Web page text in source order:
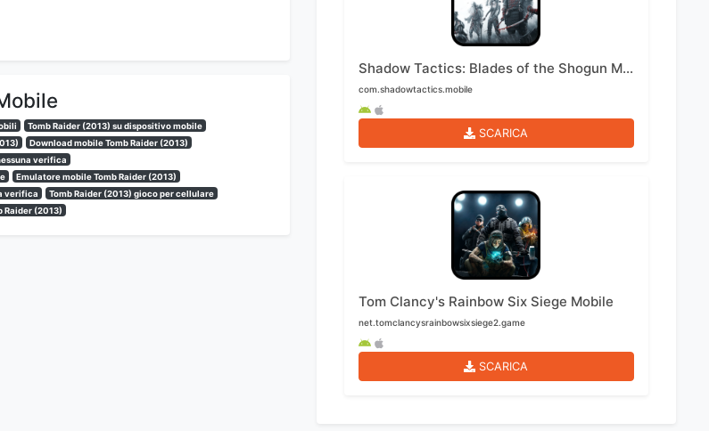
Tomb Raider (2013) su dispositivo mobile
Download mobile Tomb Raider (2013)
verifica
Emulatore mobile Tomb Raider (2013)
verifica
Tomb Raider (2013) gioco per cellulare
Raider (2013)
Shadow Tactics: Blades of the Shogun Mobile
com.shadowtactics.mobile
SCARICA
Tom Clancy's Rainbow Six Siege Mobile
net.tomclancysrainbowsixsiege2.game
SCARICA